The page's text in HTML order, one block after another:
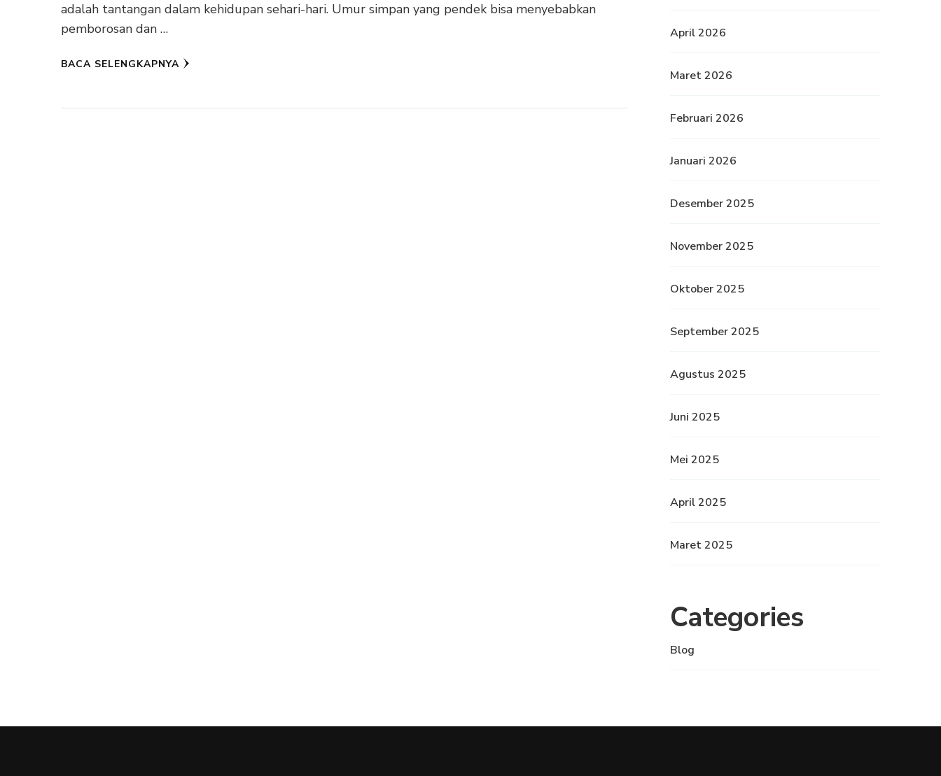
adalah tantangan dalam kehidupan sehari-hari. Umur simpan yang pendek bisa menyebabkan
pemborosan dan …
BACA SELENGKAPNYA
April 2026
Maret 2026
Februari 2026
Januari 2026
Desember 2025
November 2025
Oktober 2025
September 2025
Agustus 2025
Juni 2025
Mei 2025
April 2025
Maret 2025
Categories
Blog